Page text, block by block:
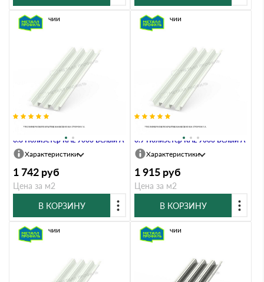
Профлист Металл Профиль Н114
0.8 Полиэстер RAL 9003 Белый A
В наличии
Характеристики
1 742 руб
Цена за м2
В КОРЗИНУ
Профлист Металл Профиль Н114
0.9 Полиэстер RAL 9003 Белый A
В наличии
Характеристики
1 915 руб
Цена за м2
В КОРЗИНУ
В наличии В наличии